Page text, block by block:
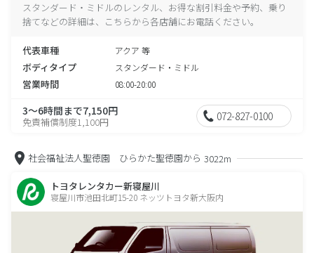
スタンダード・ミドルのレンタル、お得な割引料金や予約、乗り
捨てなどの詳細は、こちらから各店舗にお電話ください。
代表車種 アクア 等
ボディタイプ スタンダード・ミドル
営業時間 08:00-20:00
3～6時間まで7,150円
免責補償制度1,100円 072-827-0100
社会福祉法人聖徳園 ひらかた聖徳園から 3022m
トヨタレンタカー新寝屋川
寝屋川市池田北町15-20 ネッツトヨタ新大阪内